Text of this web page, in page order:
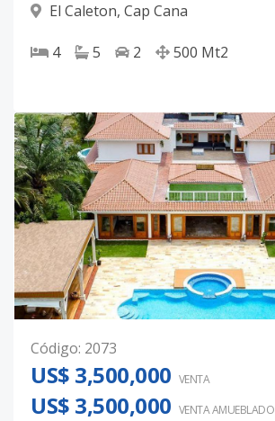
El Caleton, Cap Cana
4 5 2 500 Mt2
Código: 2073
US$ 3,500,000 VENTA
US$ 3,500,000 VENTA AMUEBLADO